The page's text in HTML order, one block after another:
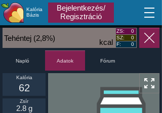
Kalória
Bázis
Bejelentkezés/
Regisztráció
MA
kcal
Tehéntej (2,8%)
ZS:
0
SZ:
0
F:
0
Napló Adatok Fórum
Kalória
62
Zsír
2.8 g